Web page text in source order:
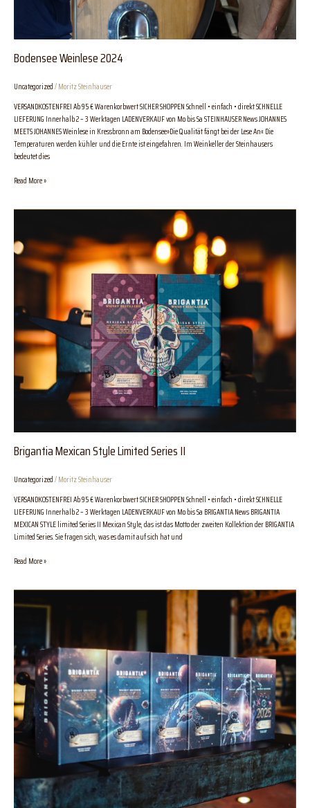
Bodensee Weinlese 2024
Uncategorized/Moritz Steinhauser
VERSANDKOSTENFREI Ab 95 € Warenkorbwert SICHER SHOPPEN Schnell • einfach • direkt SCHNELLE
LIEFERUNG Innerhalb 2 – 3 Werktagen LADENVERKAUF von Mo bis Sa STEINHAUSER News JOHANNES
MEETS JOHANNES Weinlese in Kressbronn am Bodensee»Die Qualität fängt bei der Lese An« Die
Temperaturen werden kühler und die Ernte ist eingefahren. Im Weinkeller der Steinhausers
bedeutet dies
Read More »
Brigantia Mexican Style Limited Series II
Uncategorized/Moritz Steinhauser
VERSANDKOSTENFREI Ab 95 € Warenkorbwert SICHER SHOPPEN Schnell • einfach • direkt SCHNELLE
LIEFERUNG Innerhalb 2 – 3 Werktagen LADENVERKAUF von Mo bis Sa BRIGANTIA News BRIGANTIA
MEXICAN STYLE limited Series II Mexican Style, das ist das Motto der zweiten Kollektion der BRIGANTIA
Limited Series. Sie fragen sich, was es damit auf sich hat und
Style
Limited
Series
Read More »
Whisky
Series
I